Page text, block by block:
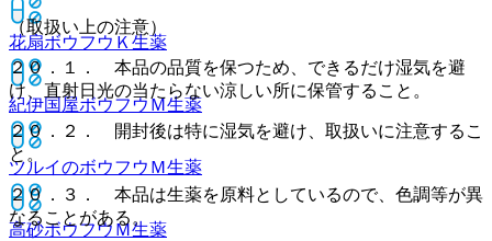
花扇ボウフウＫ 生薬
紀伊国屋ボウフウＭ生薬
ツルイのボウフウＭ生薬
高砂ボウフウＭ生薬
（取扱い上の注意）
２０．１． 本品の品質を保つため、できるだけ湿気を避
け、直射日光の当たらない涼しい所に保管すること。
２０．２． 開封後は特に湿気を避け、取扱いに注意するこ
と。
２０．３． 本品は生薬を原料としているので、色調等が異
なることがある。